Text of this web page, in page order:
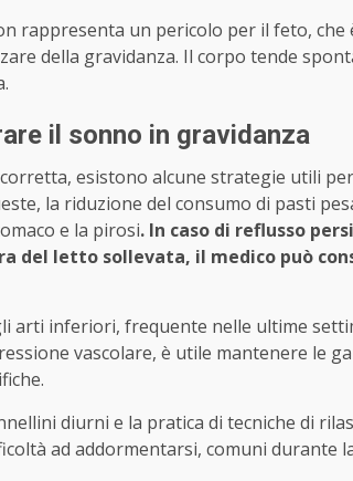
rappresenta un pericolo per il feto,
della gravidanza. Il corpo tende
il sonno in gravidanza
esistono alcune strategie utili
la riduzione del consumo di pasti
e la pirosi. In caso di reflusso
del letto sollevata, il medico può
arti inferiori, frequente nelle ultime
vascolare, è utile mantenere le
diurni e la pratica di tecniche di
ad addormentarsi, comuni durante